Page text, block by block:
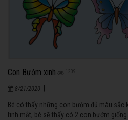
Con Bướm xinh 1209
8/21/2020
Bé có thấy những con bướm đủ màu sắc
tinh mắt, bé sẽ thấy có 2 con bướm